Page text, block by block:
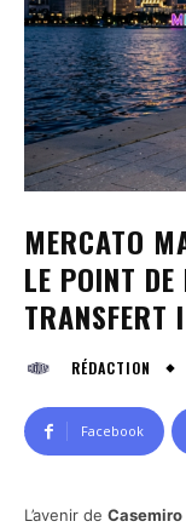
MERCATO
LE POINT
TRANSFERT
RÉDACTION
Facebook
L’avenir de Casemiro